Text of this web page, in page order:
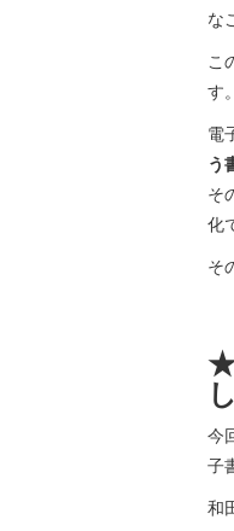
な
こ
す
電
う
そ
化
そ
★
今
子
和